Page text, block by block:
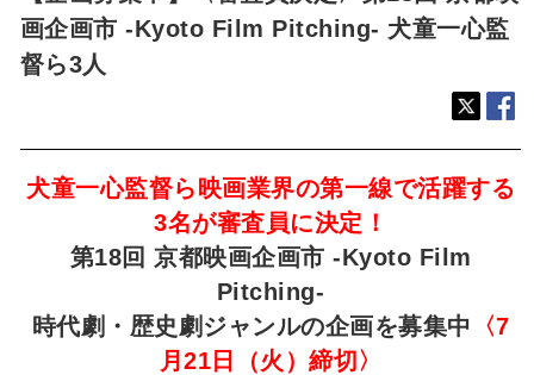
画企画市 -Kyoto Film Pitching- 犬童一心監
督ら3人
犬童一心監督ら映画業界の第一線で活躍する
3名が審査員に決定！
第18回 京都映画企画市 -Kyoto Film
Pitching-
時代劇・歴史劇ジャンルの企画を募集中 〈7
月21日（火）締切〉